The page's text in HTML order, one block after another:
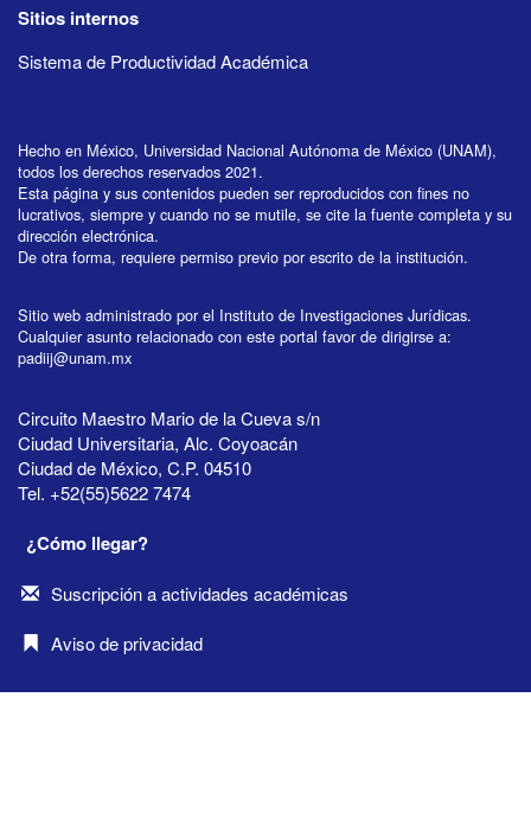
Sitios internos
Sistema de Productividad Académica
Hecho en México, Universidad Nacional Autónoma de México (UNAM),
todos los derechos reservados 2021.
Esta página y sus contenidos pueden ser reproducidos con fines no
lucrativos, siempre y cuando no se mutile, se cite la fuente completa y su
dirección electrónica.
De otra forma, requiere permiso previo por escrito de la institución.
Sitio web administrado por el Instituto de Investigaciones Jurídicas.
Cualquier asunto relacionado con este portal favor de dirigirse a:
padiij@unam.mx
Circuito Maestro Mario de la Cueva s/n
Ciudad Universitaria, Alc. Coyoacán
Ciudad de México, C.P. 04510
Tel. +52(55)5622 7474
¿Cómo llegar?
Suscripción a actividades académicas
Aviso de privacidad